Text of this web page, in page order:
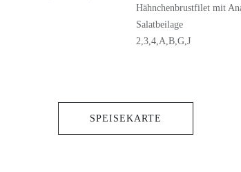
Hähnchenbrustfilet mit
Salatbeilage
2,3,4,A,B,G,J
SPEISEKARTE